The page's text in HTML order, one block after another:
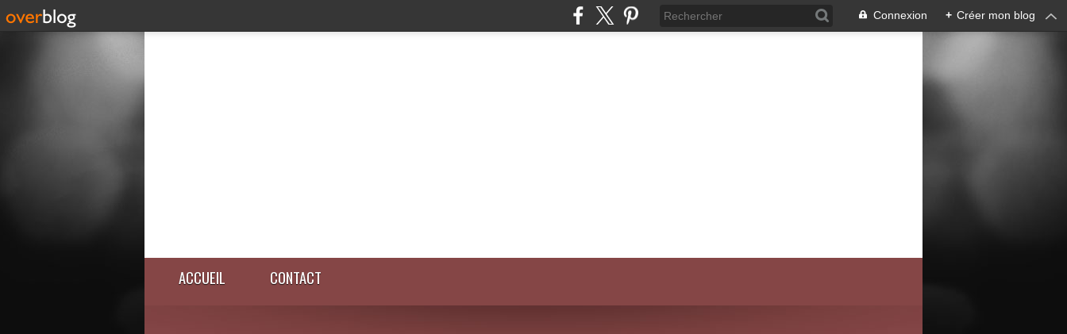
Connexion + Créer mon blog
ACCUEIL CONTACT